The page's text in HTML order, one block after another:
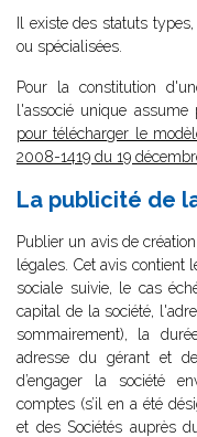
Il existe des statuts
ou spécialisées.
Pour la constitution
l'associé unique
pour télécharger le
2008-1419 du 19
La publicité de
Publier un avis de
légales. Cet avis contient
sociale suivie, le cas
capital de la société,
sommairement), la
adresse du gérant et
d’engager la société
comptes (s’il en a été
et des Sociétés auprès